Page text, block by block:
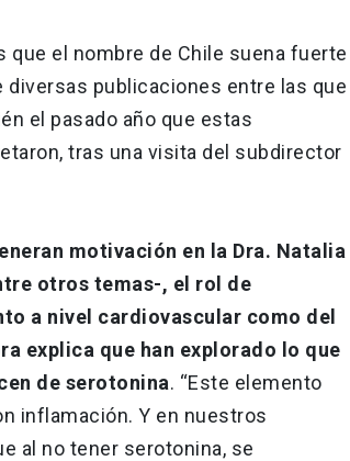
que el nombre de Chile suena fuerte
publicaciones entre las que
el pasado año que estas
tras una visita del subdirector
motivación en la Dra. Natalia
otros temas-, el rol de
a nivel cardiovascular como del
explica que han explorado lo que
de serotonina. “Este elemento
inflamación. Y en nuestros
al no tener serotonina, se